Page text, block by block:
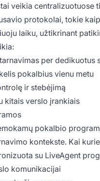
veikia
protokolai, tokie
laiku, užtikrinant
per dedikuotus
pokalbius vienu metu
ir stebėjimą
kitais verslo įrankiais
pokalbio
kontekste. Kai
su LiveAgent
komunikacijai